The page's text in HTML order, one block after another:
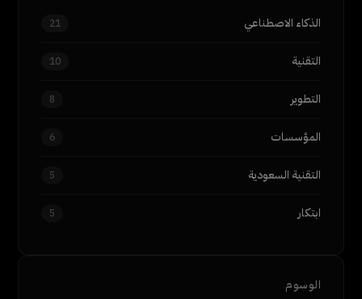
الذكاء الاصطناعي 21
التقنية 10
التطوير 8
المؤسسات 6
التقنية السعودية 5
ابتكار 5
الوسوم